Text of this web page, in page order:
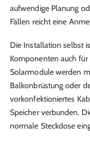
aufwendige Planung
Fällen reicht eine
Die Installation selbst
Komponenten auch
Solarmodule werden
Balkonbrüstung oder
vorkonfektioniertes
Speicher verbunden.
normale Steckdose